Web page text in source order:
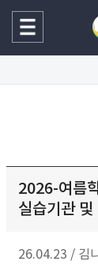
2026-여름
실습기관 및
26.04.23 / 김